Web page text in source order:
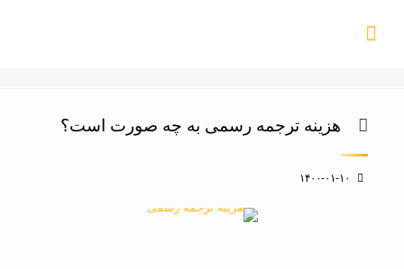
هزینه ترجمه رسمی به چه صورت است؟
۱۴۰۰-۰۱-۱۰